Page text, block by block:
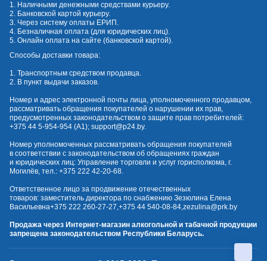
1. Наличными денежными средствами курьеру.
2. Банковской картой курьеру.
3. Через систему оплаты ЕРИП.
4. Безналичная оплата (для юридических лиц).
5. Онлайн оплата на сайте (банковской картой).
Способы доставки товара:
1. Транспортным средством продавца.
2. В пункт выдачи заказов.
Номер и адрес электронной почты лица, уполномоченного продавцом,
рассматривать обращения покупателей о нарушении их прав,
предусмотренных законодательством о защите прав потребителей:
+375 44 5-954-954 (А1); support@p24.by.
Номер уполномоченных рассматривать обращения покупателей
в соответствии с законодательством об обращениях граждан
и юридических лиц: Управление торговли и услуг горисполкома, г.
Могилёв, тел.: +375 222 42-20-68.
Ответственное лицо за продвижение отечественных
товаров: заместитель директора по снабжению Зезюлина Елена
Васильевна+375 222 260-27-27,+375 44 540-08-84,zezulina@prk.by
Продажа через Интернет-магазин алкогольной и табачной продукции
запрещена законодательством Республики Беларусь.